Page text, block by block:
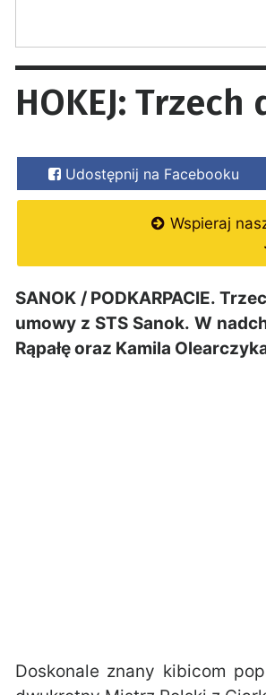
HOKEJ:
Udostępnij na Facebooku
Wspieraj
SANOK / PODKARPACIE.
umowy z STS Sanok. W
Rąpałę oraz Kamila
Doskonale znany kibicom